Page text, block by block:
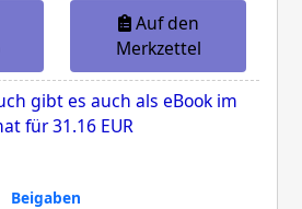
Auf den
Merkzettel
gibt es auch als eBook im
für31.16 EUR
Beigaben